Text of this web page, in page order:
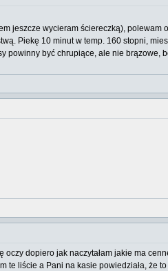
jeszcze wycieram ściereczką),
Piekę 10 minut w temp. 160 stopni,
powinny być chrupiące, ale nie brązowe,
dopiero jak naczytałam jakie ma
liście a Pani na kasie powiedziała, że